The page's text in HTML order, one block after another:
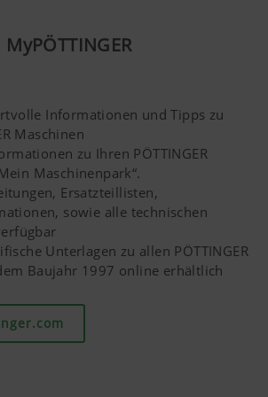
besonders für den Einsatz bei stark
MyPÖTTINGER
Informationen und Tipps zu
Maschinen
zu Ihren PÖTTINGER
Maschinenpark“.
Ersatzteillisten,
sowie alle technischen
Unterlagen zu allen PÖTTINGER
Baujahr 1997 online erhältlich